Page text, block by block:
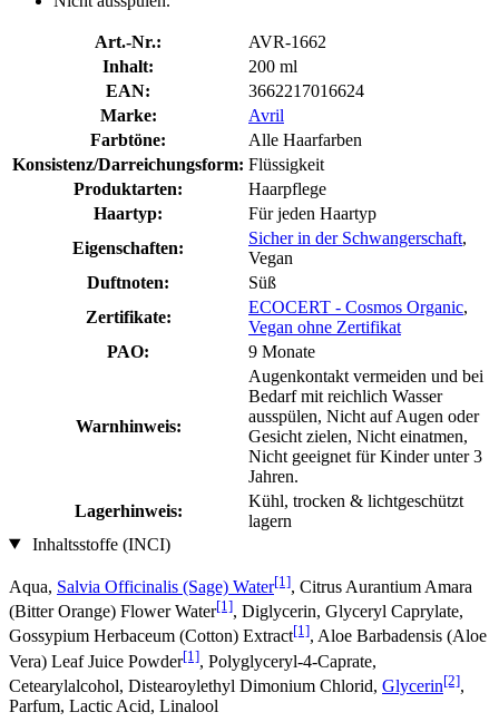
Art.-Nr.:
AVR-1662
Inhalt:
200 ml
EAN:
3662217016624
Marke:
Avril
Farbtöne:
Alle Haarfarben
Konsistenz/Darreichungsform: Flüssigkeit
Produktarten:
Haarpflege
Haartyp:
Für jeden Haartyp
Eigenschaften:
Sicher in der Schwangerschaft,
Vegan
Duftnoten:
Süß
Zertifikate:
ECOCERT - Cosmos Organic,
Vegan ohne Zertifikat
PAO:
9 Monate
Warnhinweis:
Augenkontakt vermeiden und bei
Bedarf mit reichlich Wasser
ausspülen, Nicht auf Augen oder
Gesicht zielen, Nicht einatmen,
Nicht geeignet für Kinder unter 3
Jahren.
Lagerhinweis:
Kühl, trocken & lichtgeschützt
lagern
Inhaltsstoffe (INCI)
Aqua, Salvia Officinalis (Sage) Water[1], Citrus Aurantium Amara
(Bitter Orange) Flower Water[1], Diglycerin, Glyceryl Caprylate,
Gossypium Herbaceum (Cotton) Extract[1], Aloe Barbadensis (Aloe
Vera) Leaf Juice Powder[1], Polyglyceryl-4-Caprate,
Cetearylalcohol, Distearoylethyl Dimonium Chlorid, Glycerin[2],
Parfum, Lactic Acid, Linalool